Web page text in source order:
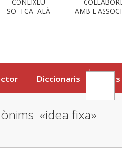
CONEIXEU
SOFTCATALÀ
AMB
Diccionaris Eines
«idea fixa»